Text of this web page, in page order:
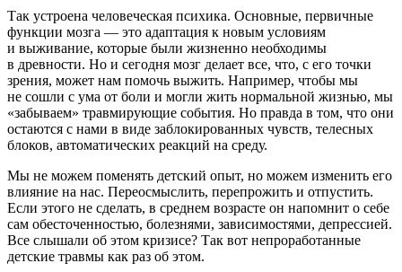
Так устроена человеческая психика. Основные, первичные
функции мозга — это адаптация к новым условиям
и выживание, которые были жизненно необходимы
в древности. Но и сегодня мозг делает все, что, с его точки
зрения, может нам помочь выжить. Например, чтобы мы
не сошли с ума от боли и могли жить нормальной жизнью, мы
«забываем» травмирующие события. Но правда в том, что они
остаются с нами в виде заблокированных чувств, телесных
блоков, автоматических реакций на среду.
Мы не можем поменять детский опыт, но можем изменить его
влияние на нас. Переосмыслить, перепрожить и отпустить.
Если этого не сделать, в среднем возрасте он напомнит о себе
сам обесточенностью, болезнями, зависимостями, депрессией.
Все слышали об этом кризисе? Так вот непроработанные
детские травмы как раз об этом.